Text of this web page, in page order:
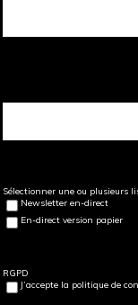
Sélectionner une ou plusieurs
Newsletter en-direct
En-direct version papier
RGPD
J’accepte la politique de